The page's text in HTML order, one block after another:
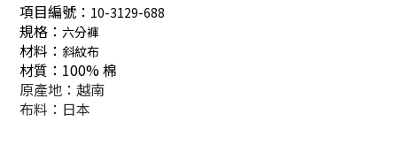
項目編號： 10-3129-688
規格： 六分褲
材料： 斜紋布
材質： 100% 棉
原產地：越南
布料：日本